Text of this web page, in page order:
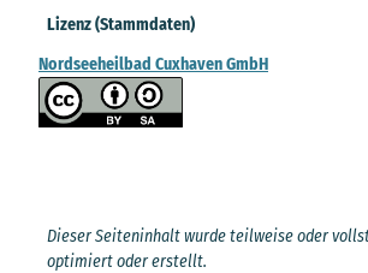
Lizenz (Stammdaten)
Nordseeheilbad Cuxhaven GmbH
Dieser Seiteninhalt wurde teilweise oder
optimiert oder erstellt.